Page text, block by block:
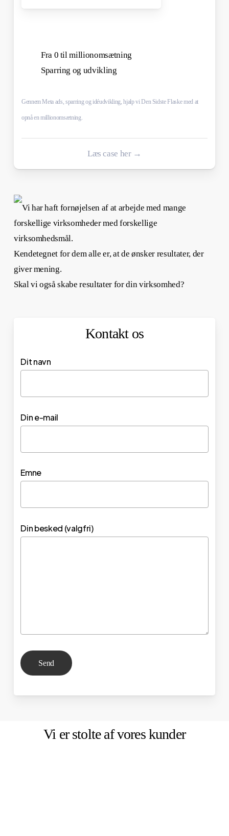
Fra 0 til millionomsætning
Sparring og udvikling
Gennem Meta ads, sparring og idéudvikling, hjalp vi Den Sidste Flaske med at
opnå en millionomsætning.
Læs case her →
Vi har haft fornøjelsen af at arbejde med mange
forskellige virksomheder med forskellige
virksomhedsmål.
Kendetegnet for dem alle er, at de ønsker resultater, der
giver mening.
Skal vi også skabe resultater for din virksomhed?
Kontakt os
Dit navn
Din e-mail
Emne
Din besked (valgfri)
Vi erstolteaf vores kunder